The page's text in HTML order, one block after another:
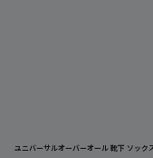
ユニバーサルオーバーオール 靴下 ソッ